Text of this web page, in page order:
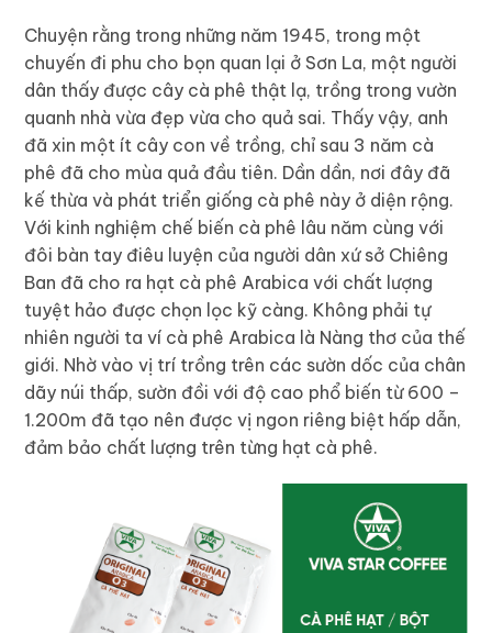
Chuyện rằng trong những năm 1945, trong một
chuyến đi phu cho bọn quan lại ở Sơn La, một người
dân thấy được cây cà phê thật lạ, trồng trong vườn
quanh nhà vừa đẹp vừa cho quả sai. Thấy vậy, anh
đã xin một ít cây con về trồng, chỉ sau 3 năm cà
phê đã cho mùa quả đầu tiên. Dần dần, nơi đây đã
kế thừa và phát triển giống cà phê này ở diện rộng.
Với kinh nghiệm chế biến cà phê lâu năm cùng với
đôi bàn tay điêu luyện của người dân xứ sở Chiêng
Ban đã cho ra hạt cà phê Arabica với chất lượng
tuyệt hảo được chọn lọc kỹ càng. Không phải tự
nhiên người ta ví cà phê Arabica là Nàng thơ của thế
giới. Nhờ vào vị trí trồng trên các sườn dốc của chân
dãy núi thấp, sườn đồi với độ cao phổ biến từ 600 –
1.200m đã tạo nên được vị ngon riêng biệt hấp dẫn,
đảm bảo chất lượng trên từng hạt cà phê.